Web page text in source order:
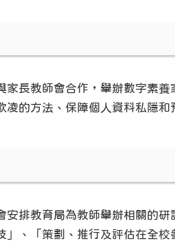
家長教師會合作，舉辦數字素
凌的方法、保障個人資料私隱和
安排教育局為教師舉辦相關的
」、「策劃、推行及評估在全